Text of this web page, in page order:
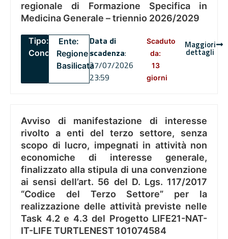
regionale di Formazione Specifica in
Medicina Generale – triennio 2026/2029
Tipo:
Concorsi
Ente:
Regione
Basilicata
Data di
scadenza:
27/07/2026
23:59
Scaduto
da:
13
giorni
Maggiori
dettagli
Avviso di manifestazione di interesse
rivolto a enti del terzo settore, senza
scopo di lucro, impegnati in attività non
economiche di interesse generale,
finalizzato alla stipula di una convenzione
ai sensi dell’art. 56 del D. Lgs. 117/2017
“Codice del Terzo Settore” per la
realizzazione delle attività previste nelle
Task 4.2 e 4.3 del Progetto LIFE21-NAT-
IT-LIFE TURTLENEST 101074584